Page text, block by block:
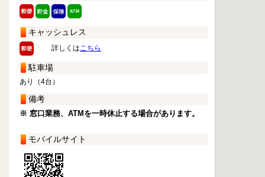
キャッシュレス
詳しくはこちら
駐車場
あり（4台）
備考
※ 窓口業務、ATMを一時休止する場合があります。
モバイルサイト